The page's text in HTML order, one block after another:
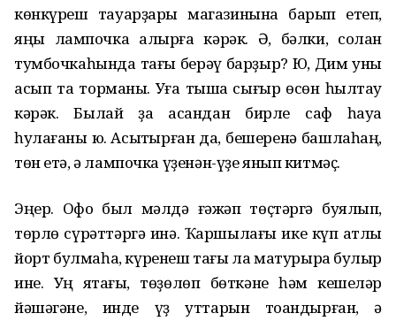
көнкүреш тауарҙары магазинына барып етеп,
яңы лампочка алырға кәрәк. Ә, бәлки, солан
тумбочкаһында тағы берәү барҙыр? Юҡ, Дим уны
асып та торманы. Уға тышҡа сығыр өсөн һылтау
кәрәк. Былай ҙа ҡасандан бирле саф һауа
һулағаны юҡ. Асыҡтырған да, бешеренә башлаһаң,
төн етә, ә лампочка үҙенән-үҙе янып китмәҫ.
Эңер. Офоҡ был мәлдә ғәжәп төҫтәргә буялып,
төрлө сүрәттәргә инә. Ҡаршылағы ике күп ҡатлы
йорт булмаһа, күренеш тағы ла матурыраҡ булыр
ине. Уң яҡтағы, төҙөлөп бөткәне һәм кешеләр
йәшәгәне, инде үҙ уттарын тоҡандырған, ә